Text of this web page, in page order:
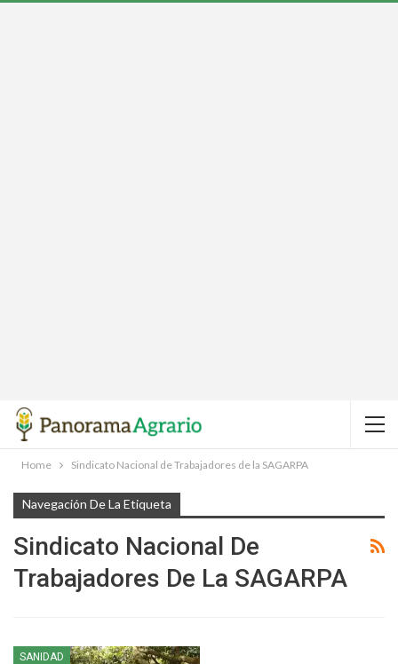
Home Sindicato Nacional de Trabajadores de la SAGARPA
Navegación De La Etiqueta
Sindicato Nacional De
Trabajadores De La SAGARPA
SANIDAD